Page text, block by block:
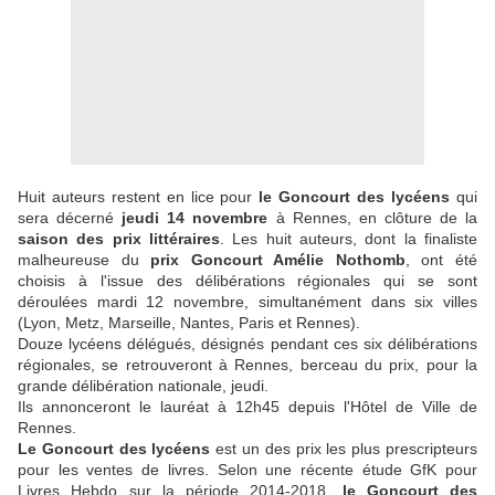
Huit auteurs restent en lice pour le Goncourt des lycéens qui
sera décerné jeudi 14 novembre à Rennes, en clôture de la
saison des prix littéraires . Les huit auteurs, dont la finaliste
malheureuse du prix Goncourt Amélie Nothomb , ont été
choisis à l'issue des délibérations régionales qui se sont
déroulées mardi 12 novembre, simultanément dans six villes
(Lyon, Metz, Marseille, Nantes, Paris et Rennes).
Douze lycéens délégués, désignés pendant ces six délibérations
régionales, se retrouveront à Rennes, berceau du prix, pour la
grande délibération nationale, jeudi.
Ils annonceront le lauréat à 12h45 depuis l'Hôtel de Ville de
Rennes.
Le Goncourt des lycéens est un des prix les plus prescripteurs
pour les ventes de livres. Selon une récente étude GfK pour
Livres Hebdo sur la période 2014-2018, le Goncourt des